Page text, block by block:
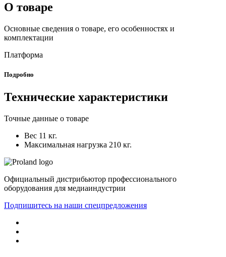
О товаре
Основные сведения о товаре, его особенностях и
комплектации
Платформа
Подробно
Технические характеристики
Точные данные о товаре
Вес 11 кг.
Максимальная нагрузка 210 кг.
Официальный дистрибьютор профессионального
оборудования для медиаиндустрии
Подпишитесь на наши спецпредложения